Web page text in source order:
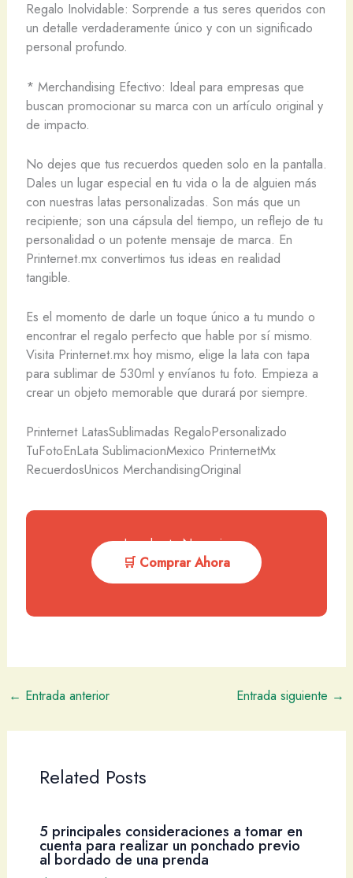
Regalo Inolvidable: Sorprende a tus seres queridos con
un detalle verdaderamente único y con un significado
personal profundo.
* Merchandising Efectivo: Ideal para empresas que
buscan promocionar su marca con un artículo original y
de impacto.
No dejes que tus recuerdos queden solo en la pantalla.
Dales un lugar especial en tu vida o la de alguien más
con nuestras latas personalizadas. Son más que un
recipiente; son una cápsula del tiempo, un reflejo de tu
personalidad o un potente mensaje de marca. En
Printernet.mx convertimos tus ideas en realidad
tangible.
Es el momento de darle un toque único a tu mundo o
encontrar el regalo perfecto que hable por sí mismo.
Visita Printernet.mx hoy mismo, elige la lata con tapa
para sublimar de 530ml y envíanos tu foto. Empieza a
crear un objeto memorable que durará por siempre.
Printernet LatasSublimadas RegaloPersonalizado
TuFotoEnLata SublimacionMexico PrinternetMx
RecuerdosUnicos MerchandisingOriginal
Impulsa tu Negocio
🛒 Comprar Ahora
← Entrada anterior Entrada siguiente →
Related Posts
5 principales consideraciones a tomar en
cuenta para realizar un ponchado previo
al bordado de una prenda